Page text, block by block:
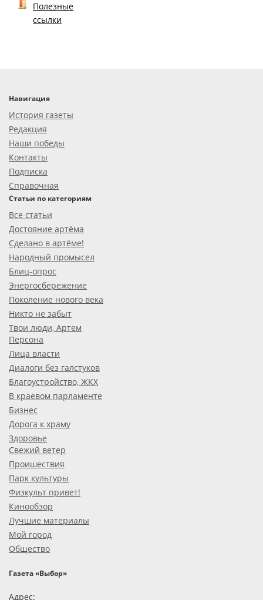
Полезные
ссылки
Навигация
История газеты
Редакция
Наши победы
Контакты
Подписка
Справочная
Статьи по категориям
Все статьи
Достояние артёма
Сделано в артёме!
Народный промысел
Блиц-опрос
Энергосбережение
Поколение нового века
Никто не забыт
Твои люди, Артем
Персона
Лица власти
Диалоги без галстуков
Благоустройство, ЖКХ
В краевом парламенте
Бизнес
Дорога к храму
Здоровье
Свежий ветер
Проишествия
Парк культуры
Физкульт привет!
Кинообзор
Лучшие материалы
Мой город
Общество
Газета «Выбор»
Адрес: